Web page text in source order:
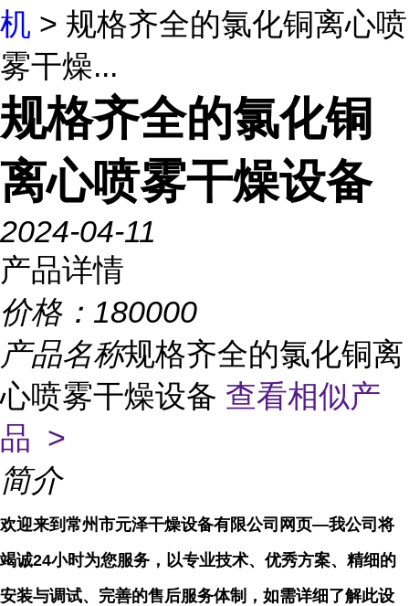
机 > 规格齐全的氯化铜离心喷
雾干燥...
规格齐全的氯化铜
离心喷雾干燥设备
2024-04-11
产品详情
价格： 180000
产品名称规格齐全的氯化铜离
心喷雾干燥设备 查看相似产
品 >
简介
欢迎来到常州市元泽干燥设备有限公司网页—我公司将
竭诚24小时为您服务，以专业技术、优秀方案、精细的
安装与调试、完善的售后服务体制，如需详细了解此设